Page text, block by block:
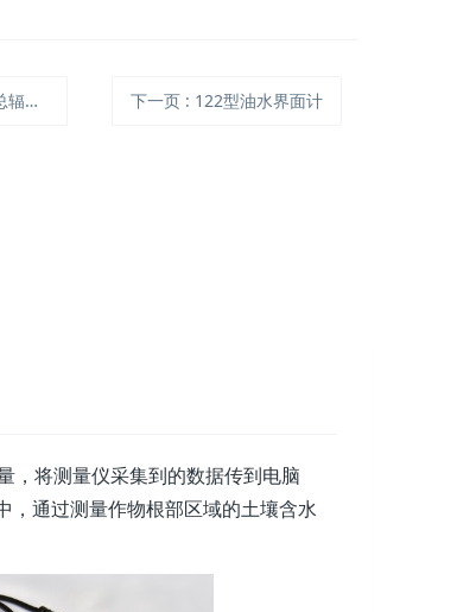
表 下一页 : 122型油水界面计
，将测量仪采集到的数据传到电脑
，通过测量作物根部区域的土壤含水